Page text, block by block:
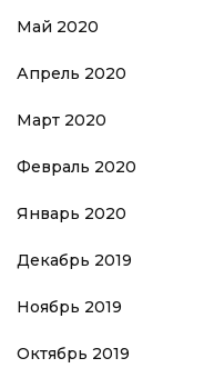
Май 2020
Апрель 2020
Март 2020
Февраль 2020
Январь 2020
Декабрь 2019
Ноябрь 2019
Октябрь 2019